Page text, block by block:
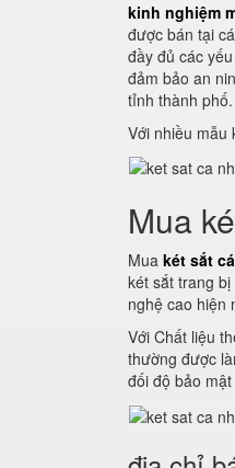
kinh nghiệm
được bán tại
đầy đủ các
đảm bảo an
tỉnh thành
Với nhiều mẫu
Mua
Mua két sắt
két sắt trang
nghệ cao hiện
Với Chất liệu
thường được
đối độ bảo